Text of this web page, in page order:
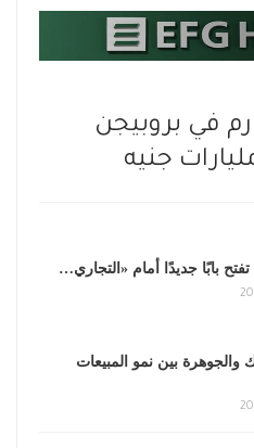
في بروبيجن
تفتح بابًا جديدًا أمام «التجاري…
والجوهرة بين نمو المبيعات